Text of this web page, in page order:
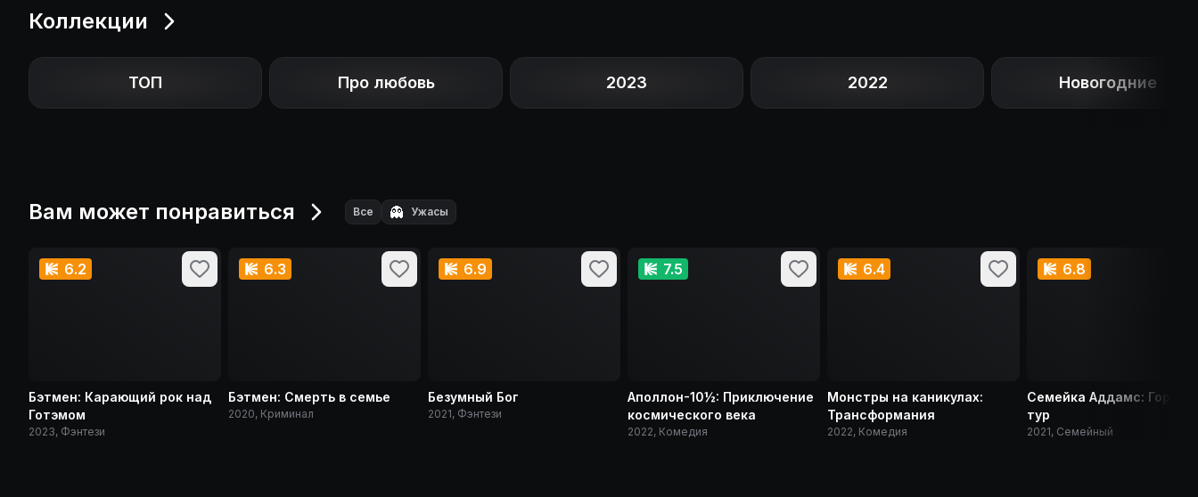
Коллекции
ТОП Про любовь 2023 2022 Новогодние
Вам может понравиться Все 👻 Ужасы
6.2
Бэтмен: Карающий рок над
Готэмом
2023, Фэнтези
6.3
Бэтмен: Смерть в семье
2020, Криминал
6.9
Безумный Бог
2021, Фэнтези
7.5
Аполлон-10½: Приключение
космического века
2022, Комедия
6.4
Монстры на каникулах:
Трансформания
2022, Комедия
6.8
Семейка Аддамс:
тур
2021, Семейный